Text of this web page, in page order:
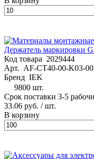
Держатель маркировки
Код товара 2029444
Арт. AF-CT40-00-K03-
Бренд IEK
9800 шт.
Срок поставки 3-5
33.06 руб. / шт.
В корзину